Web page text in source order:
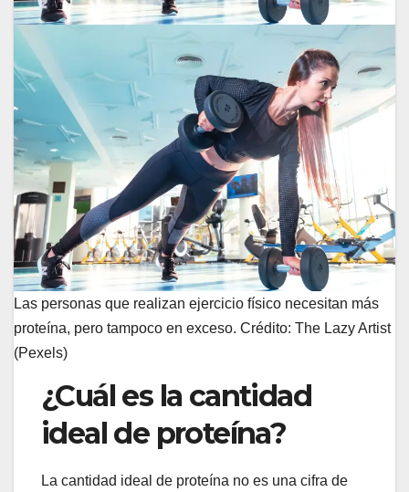
Las personas que realizan ejercicio físico necesitan más
proteína, pero tampoco en exceso. Crédito: The Lazy Artist
(Pexels)
¿Cuál es la cantidad
ideal de proteína?
La cantidad ideal de proteína no es una cifra de